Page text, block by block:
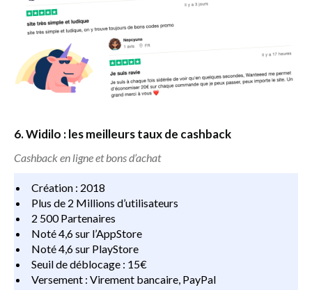
6. Widilo : les meilleurs taux de cashback
Cashback en ligne et bons d’achat
Création : 2018
Plus de 2 Millions d’utilisateurs
2 500 Partenaires
Noté 4,6 sur l’AppStore
Noté 4,6 sur PlayStore
Seuil de déblocage : 15€
Versement : Virement bancaire, PayPal